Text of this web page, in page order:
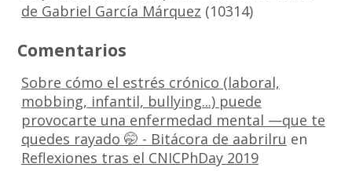
de Gabriel García Márquez (10314)
Comentarios
Sobre cómo el estrés crónico (laboral,
mobbing, infantil, bullying...) puede
provocarte una enfermedad mental —que te
quedes rayado 🤭 - Bitácora de aabrilru en
Reflexiones tras el CNICPhDay 2019